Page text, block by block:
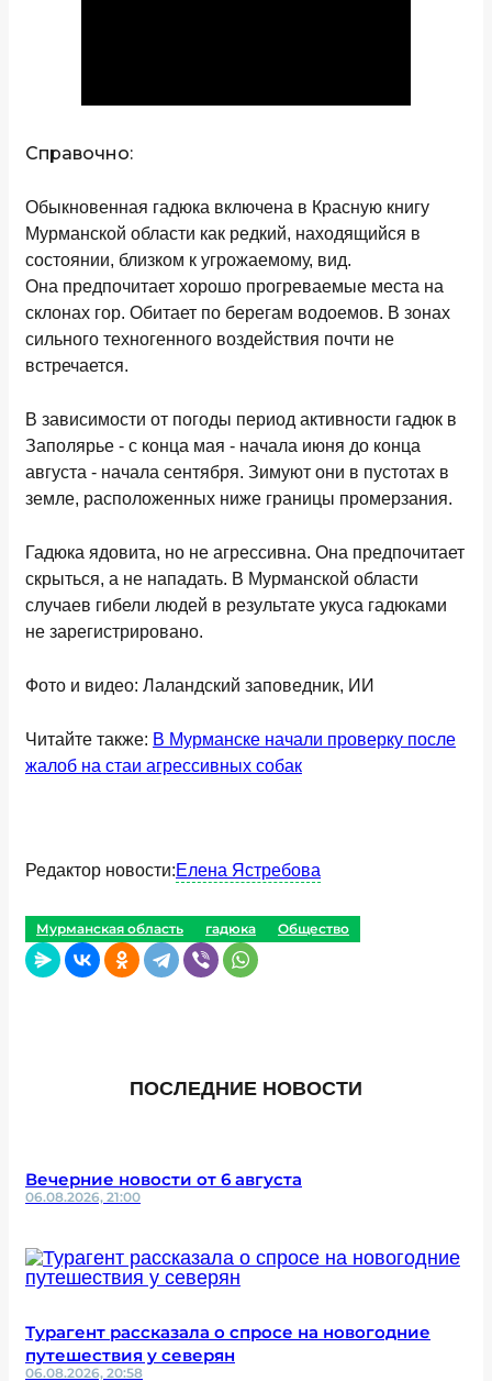
Справочно:
Обыкновенная гадюка включена в Красную книгу
Мурманской области как редкий, находящийся в
состоянии, близком к угрожаемому, вид.
Она предпочитает хорошо прогреваемые места на
склонах гор. Обитает по берегам водоемов. В зонах
сильного техногенного воздействия почти не
встречается.
В зависимости от погоды период активности гадюк в
Заполярье - с конца мая - начала июня до конца
августа - начала сентября. Зимуют они в пустотах в
земле, расположенных ниже границы промерзания.
Гадюка ядовита, но не агрессивна. Она предпочитает
скрыться, а не нападать. В Мурманской области
случаев гибели людей в результате укуса гадюками
не зарегистрировано.
Фото и видео: Лаландский заповедник, ИИ
Читайте также: В Мурманске начали проверку после
жалоб на стаи агрессивных собак
Редактор новости:Елена Ястребова
Мурманская область гадюка Общество
ПОСЛЕДНИЕ НОВОСТИ
Вечерние новости от 6 августа
06.08.2026, 21:00
Турагент рассказала о спросе на новогодние
путешествия у северян
06.08.2026, 20:58